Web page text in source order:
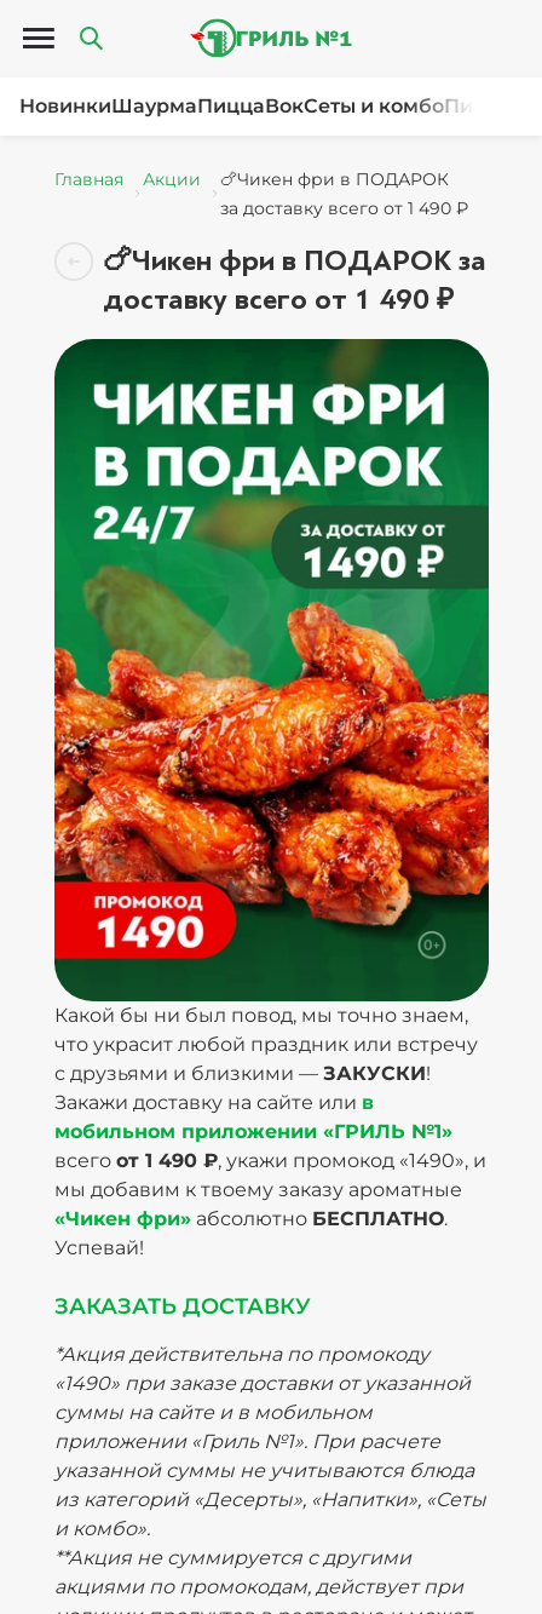
Открыть меню
НовинкиШаурмаПиццаВокСеты и комбоПироги
Главная Акции
🍗Чикен фри в ПОДАРОК
за доставку всего от 1 490 ₽
🍗Чикен фри в ПОДАРОК за
доставку всего от 1 490 ₽
Какой бы ни был повод, мы точно знаем,
что украсит любой праздник или встречу
с друзьями и близкими — ЗАКУСКИ!
Закажи доставку на сайте или в
мобильном приложении «ГРИЛЬ №1»
всего от 1 490 ₽, укажи промокод «1490», и
мы добавим к твоему заказу ароматные
«Чикен фри»абсолютно БЕСПЛАТНО.
Успевай!
ЗАКАЗАТЬ ДОСТАВКУ
*Акция действительна по промокоду
«1490» при заказе доставки от указанной
суммы на сайте и в мобильном
приложении «Гриль №1». При расчете
указанной суммы не учитываются блюда
из категорий «Десерты», «Напитки», «Сеты
и комбо».
**Акция не суммируется с другими
акциями по промокодам, действует при